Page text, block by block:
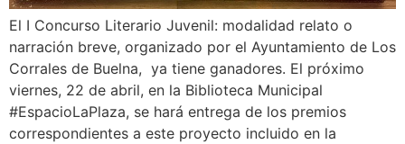
El I Concurso Literario Juvenil: modalidad relato o
narración breve, organizado por el Ayuntamiento de Los
Corrales de Buelna, ya tiene ganadores. El próximo
viernes, 22 de abril, en la Biblioteca Municipal
#EspacioLaPlaza, se hará entrega de los premios
correspondientes a este proyecto incluido en la